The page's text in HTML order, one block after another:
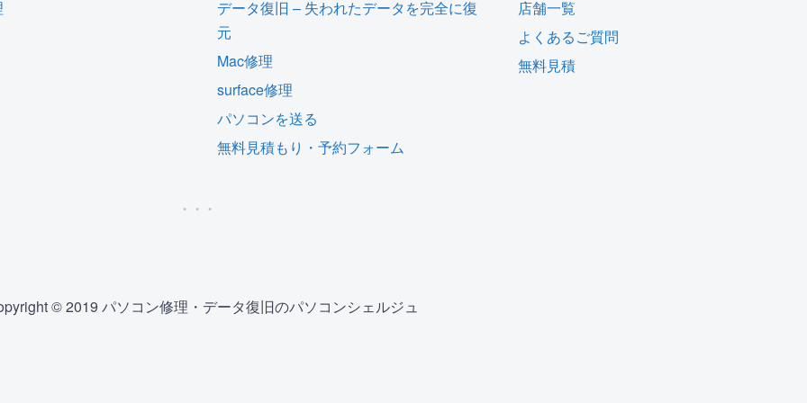
データ復旧 – 失われたデータを完全に復
元
Mac修理
surface修理
パソコンを送る
無料見積もり・予約フォーム
店舗一覧
よくあるご質問
無料見積
© 2019 パソコン修理・データ復旧のパソコンシェルジュ